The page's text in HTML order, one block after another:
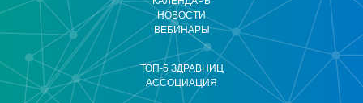
НОВОСТИ
ВЕБИНАРЫ
ТОП-5 ЗДРАВНИЦ
АССОЦИАЦИЯ